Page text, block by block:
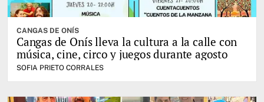
CANGAS DE ONÍS
Cangas de Onís lleva la cultura a la calle con
música, cine, circo y juegos durante agosto
SOFIA PRIETO CORRALES